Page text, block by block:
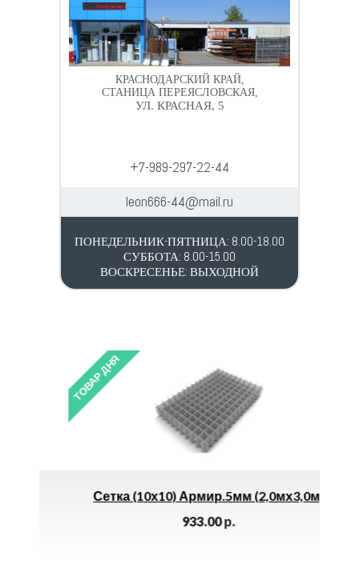
КРАСНОДАРСКИЙ КРАЙ,
СТАНИЦА ПЕРЕЯСЛОВСКАЯ,
УЛ. КРАСНАЯ, 5
+7-989-297-22-44
leon666-44@mail.ru
ПОНЕДЕЛЬНИК-ПЯТНИЦА: 8.00-18.00
СУББОТА: 8.00-15.00
ВОСКРЕСЕНЬЕ: ВЫХОДНОЙ
ТОВАР ДНЯ
Сетка (10х10) Армир.5мм (2,0мх3,0м)
933.00р.